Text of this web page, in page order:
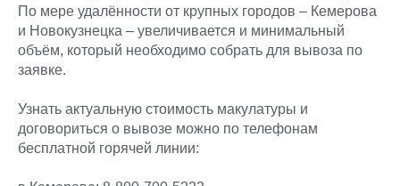
По мере удалённости от крупных городов – Кемерова
и Новокузнецка – увеличивается и минимальный
объём, который необходимо собрать для вывоза по
заявке.
Узнать актуальную стоимость макулатуры и
договориться о вывозе можно по телефонам
бесплатной горячей линии: